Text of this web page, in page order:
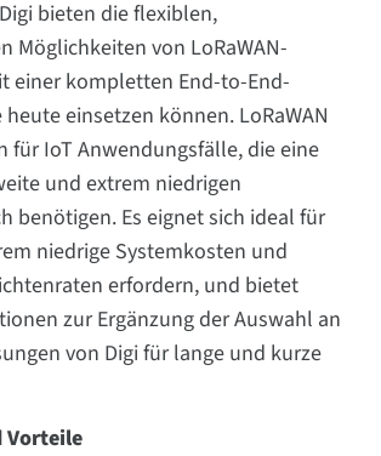
bieten die flexiblen,
Möglichkeiten von LoRaWAN-
einer kompletten End-to-End-
heute einsetzen können. LoRaWAN
für IoT Anwendungsfälle, die eine
und extrem niedrigen
benötigen. Es eignet sich ideal für
niedrige Systemkosten und
erfordern, und bietet
zur Ergänzung der Auswahl an
von Digi für lange und kurze
Vorteile